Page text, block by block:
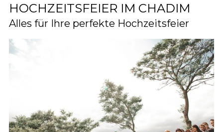
HOCHZEITSFEIER IM CHADIM
Alles für Ihre perfekte Hochzeitsfeier